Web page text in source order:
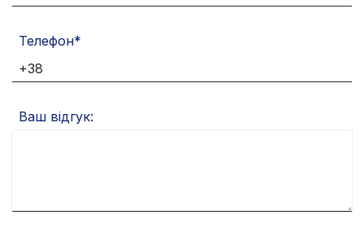
Телефон
Ваш відгук: